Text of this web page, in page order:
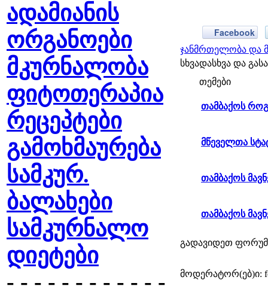
ადამიანის
ორგანოები
მკურნალობა
ფიტოთერაპია
რეცეპტები
გამოხმაურება
სამკურ.
ბალახები
სამკურნალო
დიეტები
- - - - - - - - - - - -
Facebook
ჯანმრთელობა და
სხვადასხვა და
თემები
თამბაქოს
მწეველთა
თამბაქოს
თამბაქოს
გადავიდეთ
მოდერატორ(ებ)ი: